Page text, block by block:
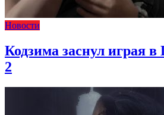
Новости
Кодзима заснул играя
2